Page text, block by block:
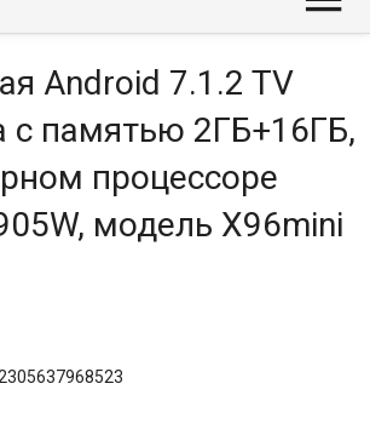
Android 7.1.2 TV
с памятью 2ГБ+16ГБ,
процессоре
модель X96mini